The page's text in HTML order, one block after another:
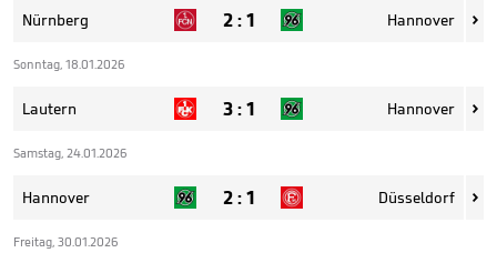
Nürnberg 2:1 Hannover 
Sonntag, 18.01.2026
Lautern 3:1 Hannover 
Samstag, 24.01.2026
Hannover 2:1 Düsseldorf 
Freitag, 30.01.2026